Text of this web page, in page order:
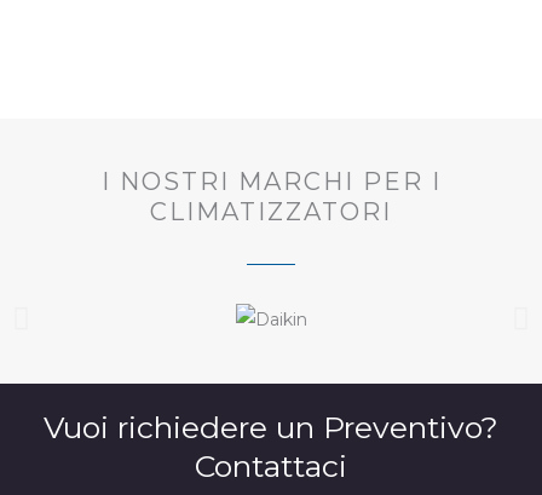
I NOSTRI MARCHI PER I
CLIMATIZZATORI
Vuoi richiedere un Preventivo?
Contattaci